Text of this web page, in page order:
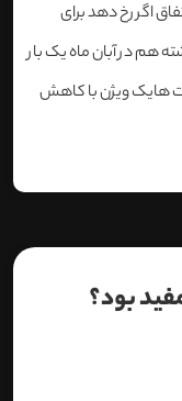
اگر رخ دهد برای
سال گذشته هم در آبان ماه یک بار
هایک ویژن با کاهش
بود؟